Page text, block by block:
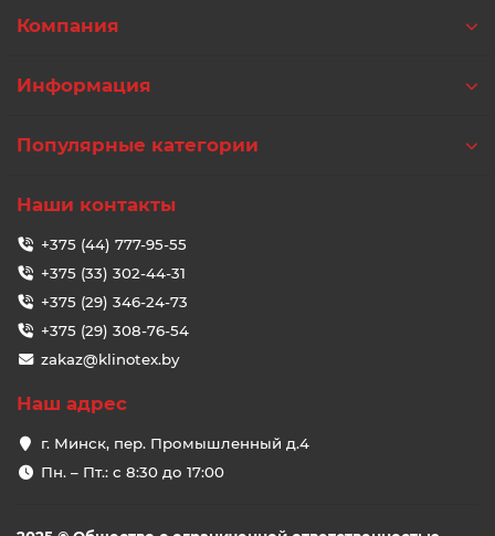
Компания
Информация
Популярные категории
Наши контакты
+375 (44) 777-95-55
+375 (33) 302-44-31
+375 (29) 346-24-73
+375 (29) 308-76-54
zakaz@klinotex.by
Наш адрес
г. Минск, пер. Промышленный д.4
Пн. – Пт.: с 8:30 до 17:00